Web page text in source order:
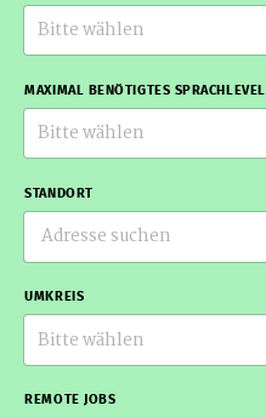
Bitte wählen
MAXIMAL BENÖTIGTES SPRACHLEVEL
Bitte wählen
STANDORT
UMKREIS
Bitte wählen
REMOTE JOBS